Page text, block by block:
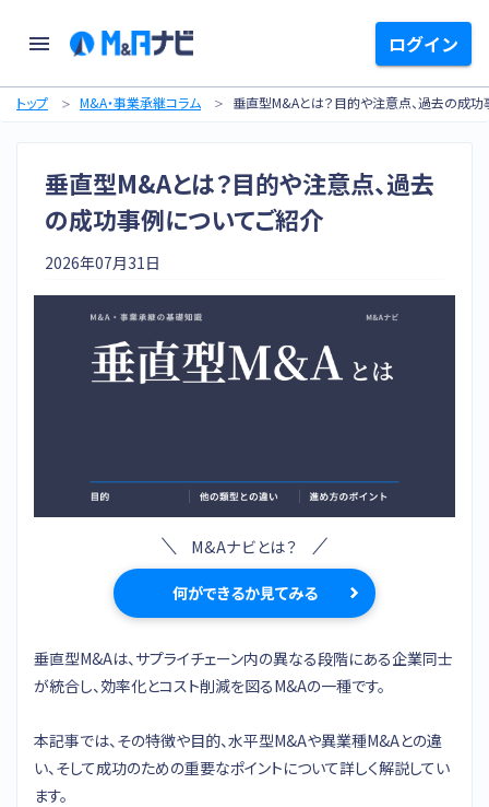
ログイン
トップ M&A・事業承継コラム 垂直型M&Aとは？目的や注意点、過去の成
垂直型M&Aとは？目的や注意点、過去
の成功事例についてご紹介
2026年07月31日
M&Aナビとは？
何ができるか見てみる
垂直型M&Aは、サプライチェーン内の異なる段階にある企業同士
が統合し、効率化とコスト削減を図るM&Aの一種です。
本記事では、その特徴や目的、水平型M&Aや異業種M&Aとの違
い、そして成功のための重要なポイントについて詳しく解説してい
ます。